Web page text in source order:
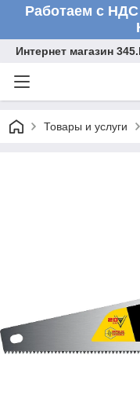
Работаем с
Интернет магазин
Товары и услуги